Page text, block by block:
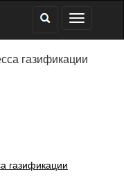
газификации